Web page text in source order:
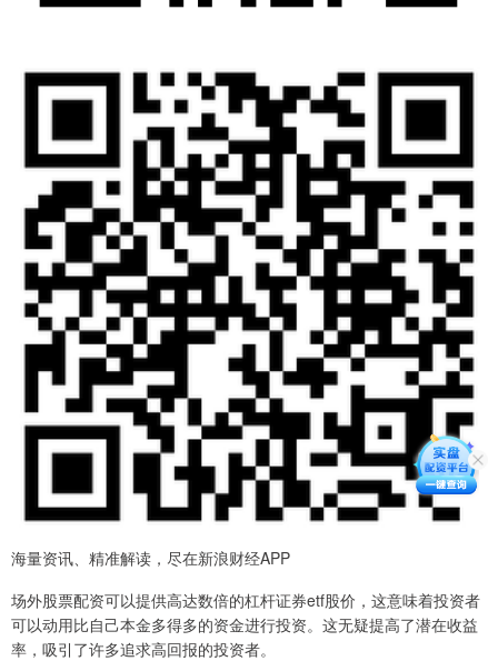
海量资讯、精准解读，尽在新浪财经APP
场外股票配资可以提供高达数倍的杠杆证券etf股价，这意味着投资者
可以动用比自己本金多得多的资金进行投资。这无疑提高了潜在收益
率，吸引了许多追求高回报的投资者。